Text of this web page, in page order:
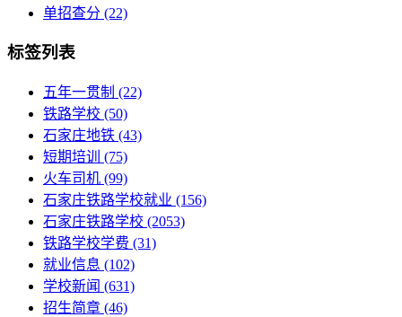
单招查分 (22)
标签列表
五年一贯制 (22)
铁路学校 (50)
石家庄地铁 (43)
短期培训
(75)
火车司机 (99)
石家庄铁路学校就业 (156)
石家庄铁路学校 (2053)
铁路学校学费 (31)
就业信息 (102)
学校新闻 (631)
招生简章 (46)